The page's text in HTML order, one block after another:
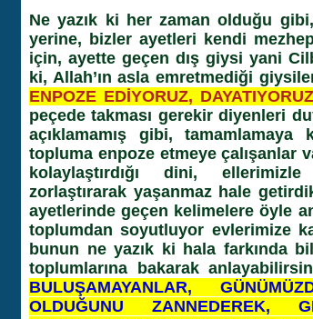
Ne yazık ki her zaman olduğu
yerine, bizler ayetleri kendi
için, ayette geçen dış giysi yani
ki, Allah’ın asla emretmediği
ENPOZE EDİYORUZ, DAYATIYORUZ
peçede takması gerekir diyenleri
açıklamamış gibi,
topluma enpoze etmeye çalışanlar
kolaylaştırdığı dini,
zorlaştırarak yaşanmaz hale
ayetlerinde geçen kelimelere öyle
toplumdan soyutluyor evlerimize
bunun ne yazık ki hala farkında
toplumlarına bakarak
BULUŞAMAYANLAR,
OLDUĞUNU ZANNEDEREK,